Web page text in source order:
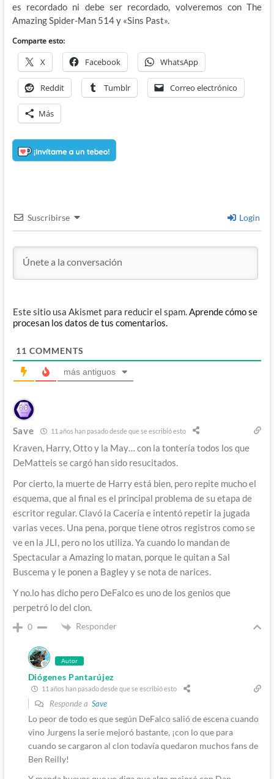
es recordado ni debe ser recordado, volveremos con The
Amazing Spider-Man 514 y «Sins Past».
Comparte esto:
X Facebook WhatsApp
Reddit Tumblr Correo electrónico
Más
Suscribirse Login
Este sitio usa Akismet para reducir el spam.Aprende cómo se
procesan los datos de tus comentarios.
11 COMMENTS
más antiguos
Save 11 años han pasado desde que se escribió esto
Kraven, Harry, Otto y la May… con la tontería todos los que
DeMatteis se cargó han sido resucitados.
Por cierto, la muerte de Harry está bien, pero repite mucho el
esquema, que al final es el principal problema de su etapa de
escritor regular. Clavó la Cacería e intentó repetir la jugada
varias veces. Una pena, porque tiene otros registros como se
ve en la JLI, pero no los utiliza. Ya cuando lo mandan de
Spectacular a Amazing lo matan, porque le quitan a Sal
Buscema y le ponen a Bagley y se nota de narices.
Y no.lo has dicho pero DeFalco es uno de los genios que
perpetró lo del clon.
0 Responder
Autor
Diógenes Pantarújez
11 años han pasado desde que se escribió esto
Responde a Save
Lo peor de todo es que según DeFalco salió de escena cuando
vino Jurgens la serie mejoró bastante, ¡con lo que para
cuando se cargaron al clon todavía quedaron muchos fans de
Ben Reilly!